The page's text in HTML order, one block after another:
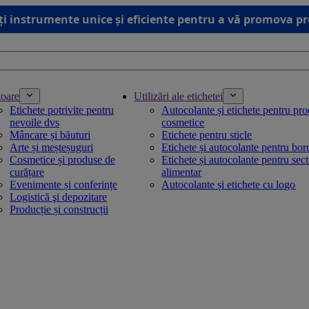
instrumente unice și eficiente pentru a vă promova
Etichete potrivite pentru
nevoile dvs
Mâncare și băuturi
Arte și meșteșuguri
Cosmetice și produse de
curățare
Evenimente și conferințe
Logistică şi depozitare
Producție și construcții
Utilizări ale etichetei
Autocolante și etichete pentru
cosmetice
Etichete pentru sticle
Etichete și autocolante pentru
Etichete și autocolante pentru
alimentar
Autocolante și etichete cu logo